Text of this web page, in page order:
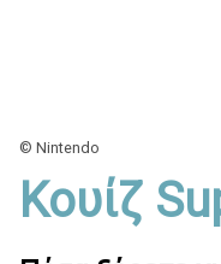
© Nintendo
Κουίζ